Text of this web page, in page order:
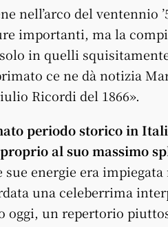
nell’arco del ventennio
importanti, ma la
in quelli
ce ne dà notizia
Ricordi del 1866».
periodo storico in
al suo massimo
energie era
una celeberrima
oggi, un repertorio